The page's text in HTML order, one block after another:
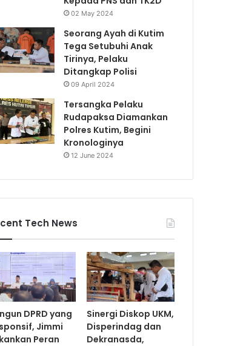
02 May 2024
Seorang Ayah di Kutim
Tega Setubuhi Anak
Tirinya, Pelaku
Ditangkap Polisi
09 April 2024
Tersangka Pelaku
Rudapaksa Diamankan
Polres Kutim, Begini
Kronologinya
12 June 2024
Tech News
DPRD yang
Jimmi
Peran
Sinergi Diskop UKM,
Disperindag dan
Dekranasda,